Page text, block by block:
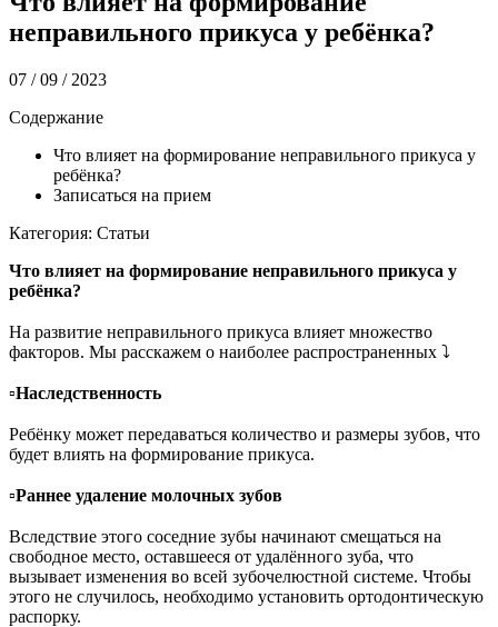
неправильного прикуса у ребёнка?
07 / 09 / 2023
Содержание
Что влияет на формирование неправильного прикуса у
ребёнка?
Записаться на прием
Категория: Статьи
Что влияет на формирование неправильного прикуса у
ребёнка?
На развитие неправильного прикуса влияет множество
факторов. Мы расскажем о наиболее распространенных ⤵️
▫️Наследственность
Ребёнку может передаваться количество и размеры зубов, что
будет влиять на формирование прикуса.
▫️Раннее удаление молочных зубов
Вследствие этого соседние зубы начинают смещаться на
свободное место, оставшееся от удалённого зуба, что
вызывает изменения во всей зубочелюстной системе. Чтобы
этого не случилось, необходимо установить ортодонтическую
распорку.